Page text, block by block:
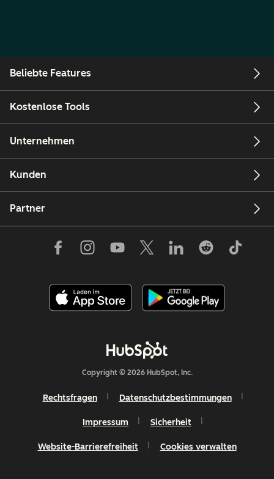
Beliebte Features
Kostenlose Tools
Unternehmen
Kunden
Partner
Copyright © 2026 HubSpot, Inc.
Rechtsfragen Datenschutzbestimmungen
Impressum Sicherheit
Website-Barrierefreiheit Cookies verwalten